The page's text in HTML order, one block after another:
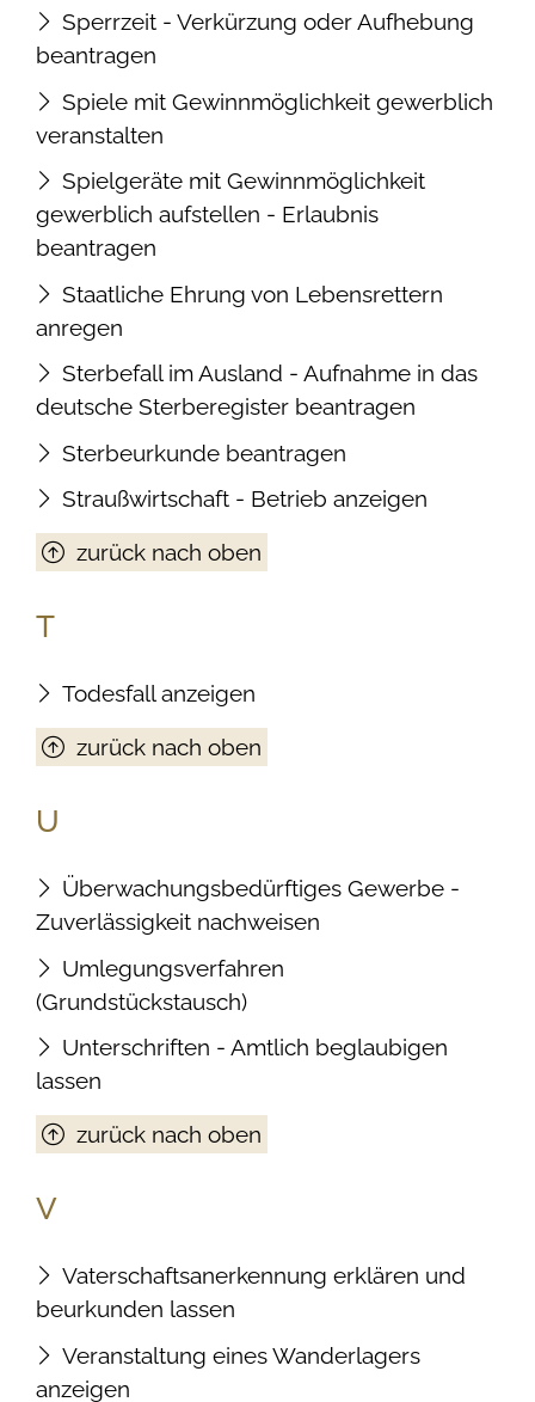
Sperrzeit - Verkürzung oder Aufhebung
beantragen
Spiele mit Gewinnmöglichkeit gewerblich
veranstalten
Spielgeräte mit Gewinnmöglichkeit
gewerblich aufstellen - Erlaubnis
beantragen
Staatliche Ehrung von Lebensrettern
anregen
Sterbefall im Ausland - Aufnahme in das
deutsche Sterberegister beantragen
Sterbeurkunde beantragen
Straußwirtschaft - Betrieb anzeigen
zurück nach oben
T
Todesfall anzeigen
zurück nach oben
U
Überwachungsbedürftiges Gewerbe -
Zuverlässigkeit nachweisen
Umlegungsverfahren
(Grundstückstausch)
Unterschriften - Amtlich beglaubigen
lassen
zurück nach oben
V
Vaterschaftsanerkennung erklären und
beurkunden lassen
Veranstaltung eines Wanderlagers
anzeigen